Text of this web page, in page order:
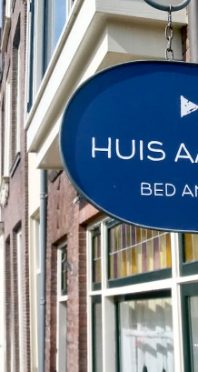
Huis aan